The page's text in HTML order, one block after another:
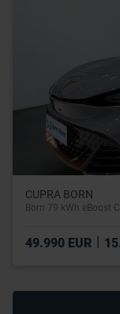
CUPRA BORN
Born 79 kWh eBoost
49.990 EUR